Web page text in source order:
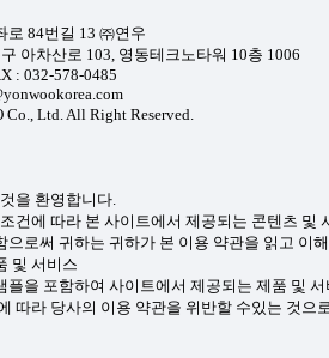
로 84번길 13 ㈜연우
아차산로 103, 영동테크노타워 10층 1006
: 032-578-0485
Ltd. All Right Reserved.
을 환영합니다.
건에 따라 본 사이트에서 제공되는 콘텐츠
으로써 귀하는 귀하가 본 이용 약관을 읽고 이
및 서비스
플을 포함하여 사이트에서 제공되는 제품 및
따라 당사의 이용 약관을 위반할 수있는 것